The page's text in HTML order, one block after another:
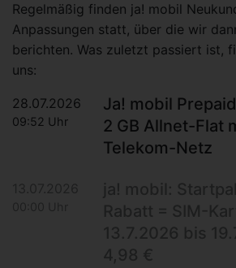
Regelmäßig finden ja! mobil
Anpassungen statt, über die wir
berichten. Was zuletzt passiert ist,
uns:
28.07.2026
09:52 Uhr
Ja! mobil
2 GB Allnet-Flat
Telekom-Netz